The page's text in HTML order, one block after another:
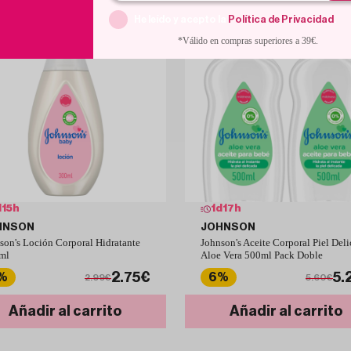
15 h
Loción Corporal Hidratante
2.99€2.75€
Añadir al carrito
1 d 17 h
JOHNSON
Johnson's Aceite Corporal Piel
Aloe Vera 500ml Pack Doble
6% 5.60€
Añadir al carrito
Política de Privacidad
*Válido en compras superiores a 39€.